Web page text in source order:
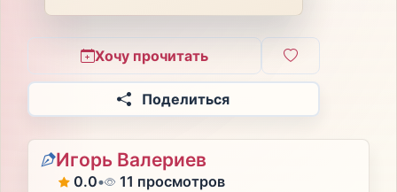
Хочу прочитать
Поделиться
Игорь Валериев
0.0• 11 просмотров